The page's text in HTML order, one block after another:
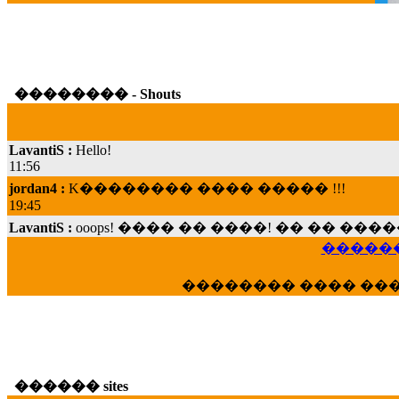
�������� - Shouts
11:56
jordan4 :
19:45
LavantiS :
���; ���� ��� ��� �������� ����
veronica :E���� 2012 ��� ����� ���
�������� ����
������ sites